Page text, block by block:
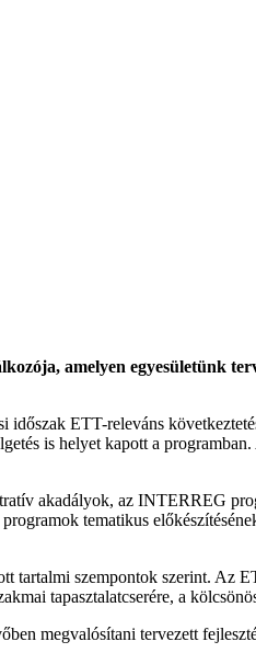
amelyen egyesületünk
időszak ETT-releváns
is helyet kapott a
akadályok, az INTERREG
tematikus
tartalmi szempontok szerint. Az
tapasztalatcserére, a
megvalósítani tervezett